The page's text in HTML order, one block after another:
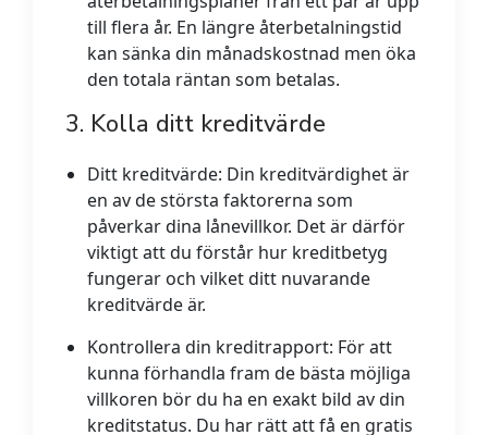
till flera år. En längre återbetalningstid
kan sänka din månadskostnad men öka
den totala räntan som betalas.
3. Kolla ditt kreditvärde
Ditt kreditvärde: Din kreditvärdighet är
en av de största faktorerna som
påverkar dina lånevillkor. Det är därför
viktigt att du förstår hur kreditbetyg
fungerar och vilket ditt nuvarande
kreditvärde är.
Kontrollera din kreditrapport: För att
kunna förhandla fram de bästa möjliga
villkoren bör du ha en exakt bild av din
kreditstatus. Du har rätt att få en gratis